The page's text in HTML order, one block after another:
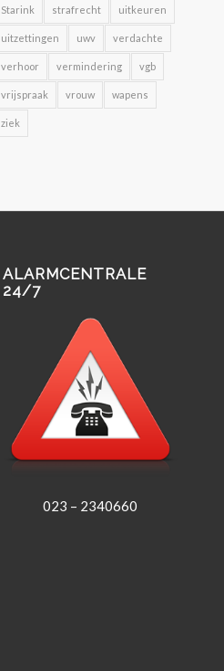
Starink strafrecht uitkeuren
uitzettingen uwv verdachte
verhoor vermindering vgb
vrijspraak vrouw wapens
ziek
ALARMCENTRALE
24/7
023 – 2340660